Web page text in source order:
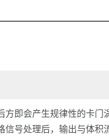
即会产生规律性的卡
号处理后，输出与体积